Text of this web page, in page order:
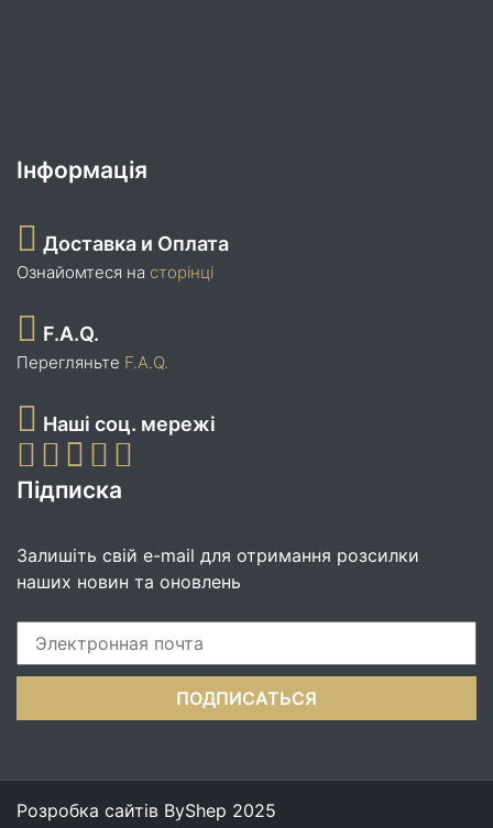
Інформація
Доставка и Оплата
Ознайомтеся на сторінці
F.A.Q.
Перегляньте F.A.Q.
Наші соц. мережі
Підписка
Залишіть свій e-mail для отримання розсилки
наших новин та оновлень
Розробка сайтів ByShep 2025